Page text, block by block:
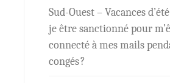
Sud-Ouest – Vacances
je être sanctionné pour
connecté à mes mails
congés ?